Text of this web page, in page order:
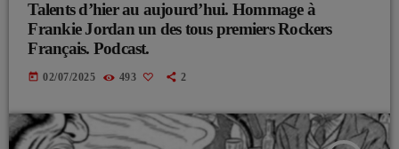
Talents d’hier au aujourd’hui. Hommage à
Frankie Jordan un des tous premiers Rockers
Français. Podcast.
today 02/07/2025 493 2